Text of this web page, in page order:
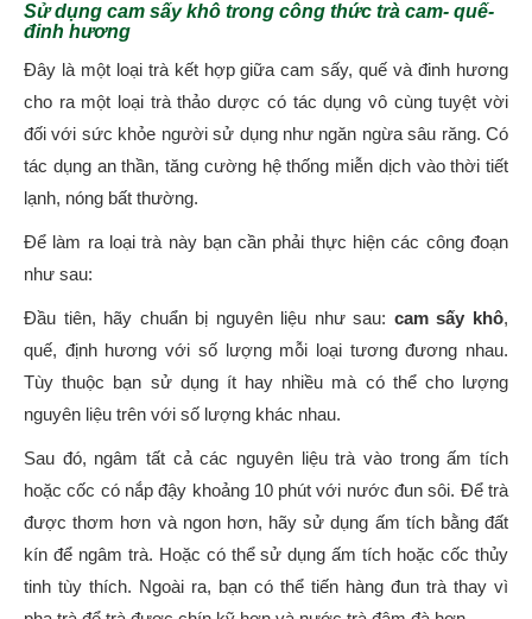
Sử dụng cam sấy khô trong công thức trà cam- quế-
đinh hương
Đây là một loại trà kết hợp giữa cam sấy, quế và đinh hương
cho ra một loại trà thảo dược có tác dụng vô cùng tuyệt vời
đối với sức khỏe người sử dụng như ngăn ngừa sâu răng. Có
tác dụng an thần, tăng cường hệ thống miễn dịch vào thời tiết
lạnh, nóng bất thường.
Để làm ra loại trà này bạn cần phải thực hiện các công đoạn
như sau:
Đầu tiên, hãy chuẩn bị nguyên liệu như sau: cam sấy khô,
quế, định hương với số lượng mỗi loại tương đương nhau.
Tùy thuộc bạn sử dụng ít hay nhiều mà có thể cho lượng
nguyên liệu trên với số lượng khác nhau.
Sau đó, ngâm tất cả các nguyên liệu trà vào trong ấm tích
hoặc cốc có nắp đậy khoảng 10 phút với nước đun sôi. Để trà
được thơm hơn và ngon hơn, hãy sử dụng ấm tích bằng đất
kín để ngâm trà. Hoặc có thể sử dụng ấm tích hoặc cốc thủy
tinh tùy thích. Ngoài ra, bạn có thể tiến hàng đun trà thay vì